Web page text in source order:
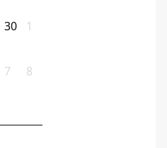
30 1
7 8